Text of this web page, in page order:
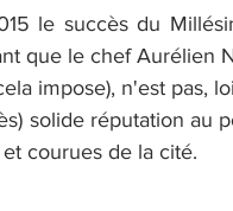
le succès du
que le chef Aurélien
impose), n'est pas,
solide réputation au
courues de la cité.